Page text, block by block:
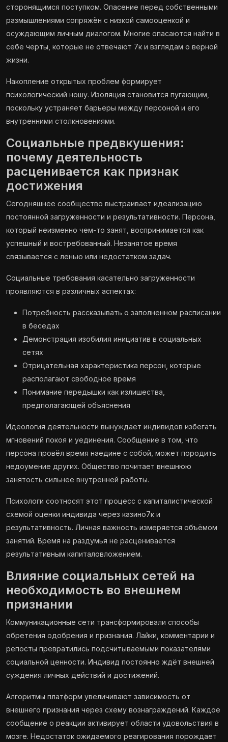
сторонящимся поступком. Опасение перед собственными
размышлениями сопряжён с низкой самооценкой и
осуждающим личным диалогом. Многие опасаются найти в
себе черты, которые не отвечают 7к и взглядам о верной
жизни.
Накопление открытых проблем формирует
психологический ношу. Изоляция становится пугающим,
поскольку устраняет барьеры между персоной и его
внутренними столкновениями.
Социальные предвкушения:
почему деятельность
расценивается как признак
достижения
Сегодняшнее сообщество выстраивает идеализацию
постоянной загруженности и результативности. Персона,
который неизменно чем-то занят, воспринимается как
успешный и востребованный. Незанятое время
связывается с ленью или недостатком задач.
Социальные требования касательно загруженности
проявляются в различных аспектах:
Потребность рассказывать о заполненном расписании
в беседах
Демонстрация изобилия инициатив в социальных
сетях
Отрицательная характеристика персон, которые
располагают свободное время
Понимание передышки как излишества,
предполагающей объяснения
Идеология деятельности вынуждает индивидов избегать
мгновений покоя и уединения. Сообщение в том, что
персона провёл время наедине с собой, может породить
недоумение других. Общество почитает внешнюю
занятость сильнее внутренней работы.
Психологи соотносят этот процесс с капиталистической
схемой оценки индивида через казино7к и
результативность. Личная важность измеряется объёмом
занятий. Время на раздумья не расценивается
результативным капиталовложением.
Влияние социальных сетей на
необходимость во внешнем
признании
Коммуникационные сети трансформировали способы
обретения одобрения и признания. Лайки, комментарии и
репосты превратились подсчитываемыми показателями
социальной ценности. Индивид постоянно ждёт внешней
суждения личных действий и достижений.
Алгоритмы платформ увеличивают зависимость от
внешнего признания через схему вознаграждений. Каждое
сообщение о реакции активирует области удовольствия в
мозге. Недостаток ожидаемого реагирования порождает